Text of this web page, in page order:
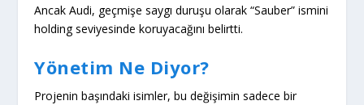
Ancak Audi, geçmişe saygı duruşu olarak “Sauber” ismini
holding seviyesinde koruyacağını belirtti.
Yönetim Ne Diyor?
Projenin başındaki isimler, bu değişimin sadece bir